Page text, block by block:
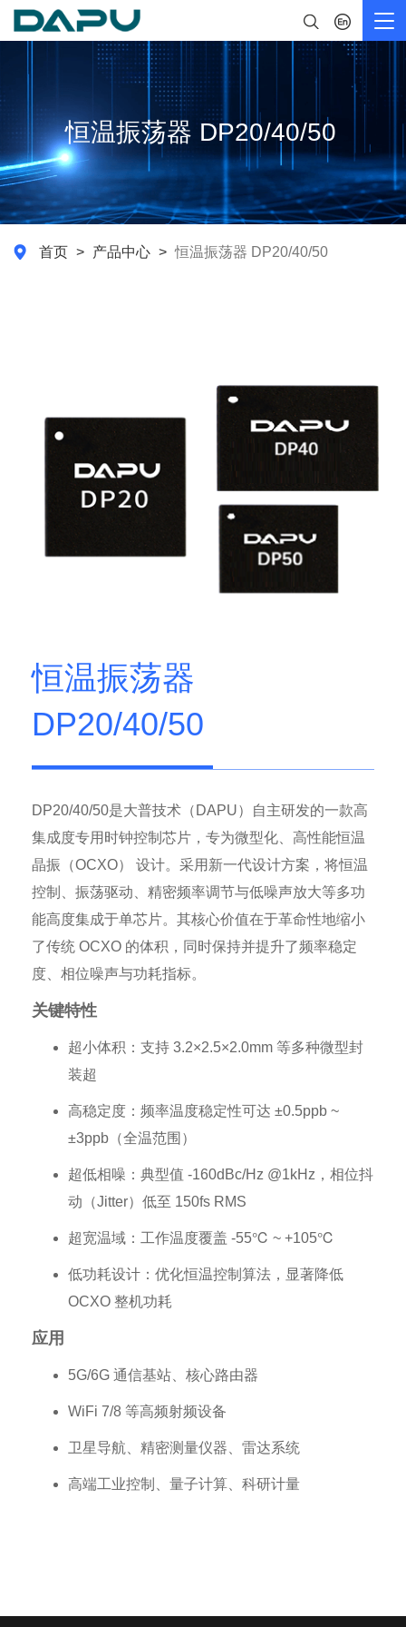
恒温振荡器 DP20/40/50
首页 产品中心 恒温振荡器 DP20/40/50
恒温振荡器
DP20/40/50
DP20/40/50是大普技术（DAPU）自主研发的一款高
集成度专用时钟控制芯片，专为微型化、高性能恒温
晶振（OCXO） 设计。采用新一代设计方案，将恒温
控制、振荡驱动、精密频率调节与低噪声放大等多功
能高度集成于单芯片。其核心价值在于革命性地缩小
了传统 OCXO 的体积，同时保持并提升了频率稳定
度、相位噪声与功耗指标。
关键特性
超小体积：支持 3.2×2.5×2.0mm 等多种微型封
装超
高稳定度：频率温度稳定性可达 ±0.5ppb ~
±3ppb（全温范围）
超低相噪：典型值 -160dBc/Hz @1kHz，相位抖
动（Jitter）低至 150fs RMS
超宽温域：工作温度覆盖 -55℃ ~ +105℃
低功耗设计：优化恒温控制算法，显著降低
OCXO 整机功耗
应用
5G/6G 通信基站、核心路由器
WiFi 7/8 等高频射频设备
卫星导航、精密测量仪器、雷达系统
高端工业控制、量子计算、科研计量